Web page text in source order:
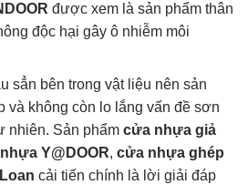
được xem là sản phẩm thân
độc hại gây ô nhiễm môi
sẳn bên trong vật liệu nên sản
và không còn lo lắng vấn đề sơn
nhiên. Sản phẩm cửa nhựa giả
Y@DOOR, cửa nhựa ghép
cải tiến chính là lời giải đáp